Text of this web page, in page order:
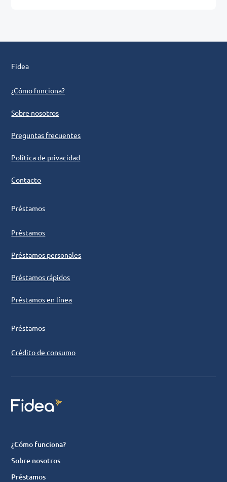
Fidea
¿Cómo funciona?
Sobre nosotros
Preguntas frecuentes
Política de privacidad
Contacto
Préstamos
Préstamos
Préstamos personales
Préstamos rápidos
Préstamos en línea
Préstamos
Crédito de consumo
¿Cómo funciona?
Sobre nosotros
Préstamos